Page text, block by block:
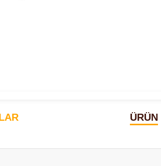
ÜRÜN